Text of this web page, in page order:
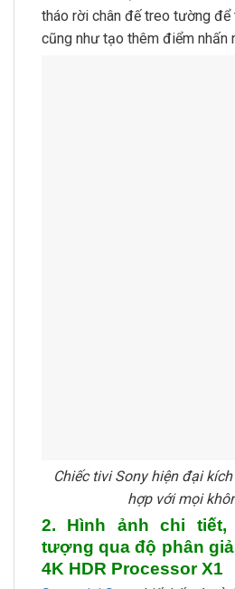
tháo rời chân đế treo tường
cũng như tạo thêm điểm nhấn
Chiếc tivi Sony hiện đại
hợp với mọi
2. Hình ảnh chi tiết,
tượng qua độ phân
4K HDR Processor X1